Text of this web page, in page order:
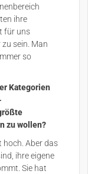
ihre
für uns
sein. Man
so
Kategorien
zu wollen?
hoch. Aber das
ihre eigene
Sie hat